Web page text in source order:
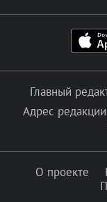
Главный
Адрес
О проекте